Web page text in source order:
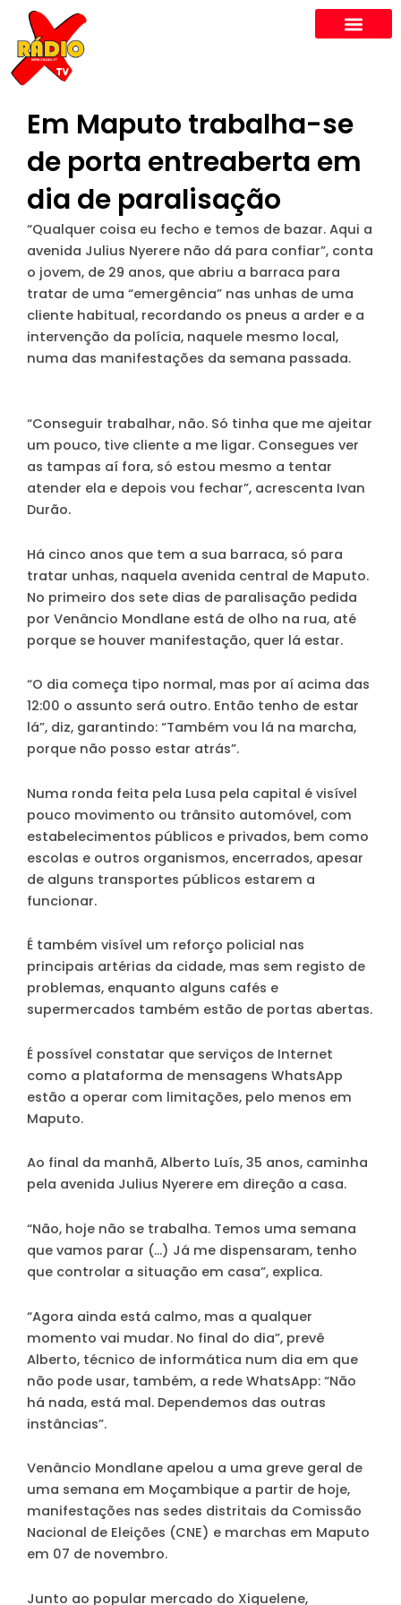
content
Em Maputo trabalha-se
de porta entreaberta em
dia de paralisação
“Qualquer coisa eu fecho e temos de bazar. Aqui a
avenida Julius Nyerere não dá para confiar”, conta
o jovem, de 29 anos, que abriu a barraca para
tratar de uma “emergência” nas unhas de uma
cliente habitual, recordando os pneus a arder e a
intervenção da polícia, naquele mesmo local,
numa das manifestações da semana passada.
“Conseguir trabalhar, não. Só tinha que me ajeitar
um pouco, tive cliente a me ligar. Consegues ver
as tampas aí fora, só estou mesmo a tentar
atender ela e depois vou fechar”, acrescenta Ivan
Durão.
Há cinco anos que tem a sua barraca, só para
tratar unhas, naquela avenida central de Maputo.
No primeiro dos sete dias de paralisação pedida
por Venâncio Mondlane está de olho na rua, até
porque se houver manifestação, quer lá estar.
“O dia começa tipo normal, mas por aí acima das
12:00 o assunto será outro. Então tenho de estar
lá”, diz, garantindo: “Também vou lá na marcha,
porque não posso estar atrás”.
Numa ronda feita pela Lusa pela capital é visível
pouco movimento ou trânsito automóvel, com
estabelecimentos públicos e privados, bem como
escolas e outros organismos, encerrados, apesar
de alguns transportes públicos estarem a
funcionar.
É também visível um reforço policial nas
principais artérias da cidade, mas sem registo de
problemas, enquanto alguns cafés e
supermercados também estão de portas abertas.
É possível constatar que serviços de Internet
como a plataforma de mensagens WhatsApp
estão a operar com limitações, pelo menos em
Maputo.
Ao final da manhã, Alberto Luís, 35 anos, caminha
pela avenida Julius Nyerere em direção a casa.
“Não, hoje não se trabalha. Temos uma semana
que vamos parar (…) Já me dispensaram, tenho
que controlar a situação em casa”, explica.
“Agora ainda está calmo, mas a qualquer
momento vai mudar. No final do dia”, prevê
Alberto, técnico de informática num dia em que
não pode usar, também, a rede WhatsApp: “Não
há nada, está mal. Dependemos das outras
instâncias”.
Venâncio Mondlane apelou a uma greve geral de
uma semana em Moçambique a partir de hoje,
manifestações nas sedes distritais da Comissão
Nacional de Eleições (CNE) e marchas em Maputo
em 07 de novembro.
Junto ao popular mercado do Xiquelene,